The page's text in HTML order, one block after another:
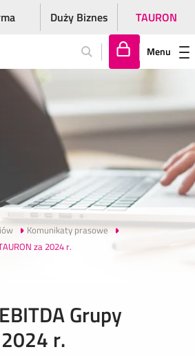
Duży Biznes TAURON
lo
gu
j
si
ę
Menu
Komunikaty prasowe
za 2024 r.
Grupy
r.